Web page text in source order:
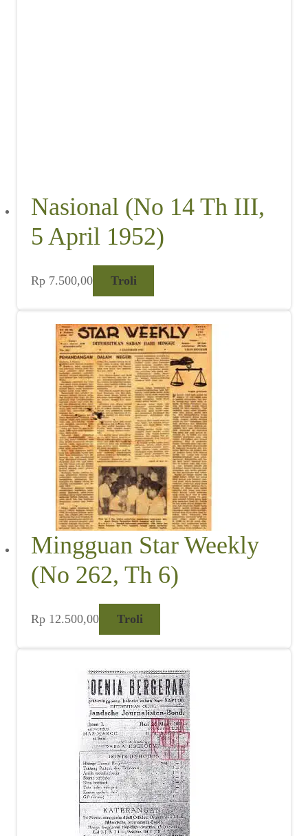
Nasional (No 14 Th III,
5 April 1952)
Rp 7.500,00 Troli
Mingguan Star Weekly
(No 262, Th 6)
Rp 12.500,00 Troli